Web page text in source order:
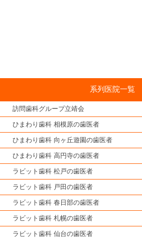
系列医院一覧
訪問歯科グループ立靖会
ひまわり歯科 相模原の歯医者
ひまわり歯科 向ヶ丘遊園の歯医者
ひまわり歯科 高円寺の歯医者
ラビット歯科 松戸の歯医者
ラビット歯科 戸田の歯医者
ラビット歯科 春日部の歯医者
ラビット歯科 札幌の歯医者
ラビット歯科 仙台の歯医者